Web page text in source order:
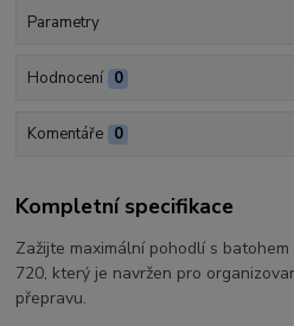
Parametry
Hodnocení 0
Komentáře 0
Kompletní specifikace
Zažijte maximální pohodlí s
720, který je navržen pro
přepravu.